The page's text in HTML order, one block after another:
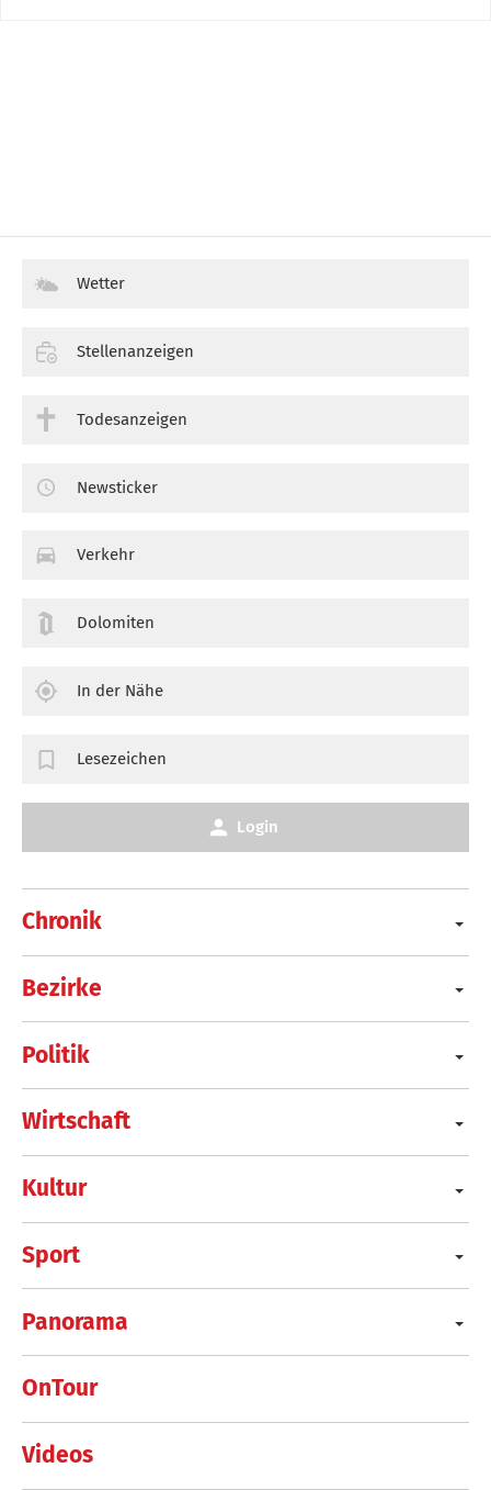
Chronik
Bezirke
Politik
Wirtschaft
Kultur
Sport
Panorama
OnTour
Videos
Wetter
Stellenanzeigen
Todesanzeigen
Newsticker
Verkehr
Dolomiten
In der Nähe
Lesezeichen
Login